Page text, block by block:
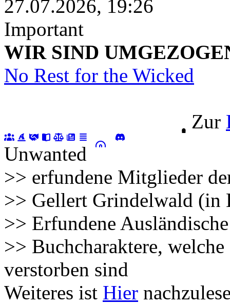
27.07.2026, 19:26
Important
WIR SIND
No Rest for the Wicked
Zur
Unwanted
>> erfundene Mitglieder
>> Gellert Grindelwald (in
>> Erfundene
>> Buchcharaktere,
verstorben sind
Weiteres ist Hier